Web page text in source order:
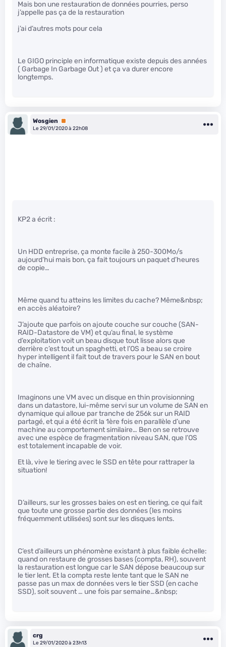
Mais bon une restauration de données pourries, perso
j’appelle pas ça de la restauration
j’ai d’autres mots pour cela
Le GIGO principle en informatique existe depuis des années
( Garbage In Garbage Out ) et ça va durer encore
longtemps.
Wosgien
Premium
Le 29/01/2020 à 22h08
KP2 a écrit :
Un HDD entreprise, ça monte facile à 250-300Mo/s
aujourd’hui mais bon, ça fait toujours un paquet d’heures
de copie…
Même quand tu atteins les limites du cache? Même&nbsp;
en accès aléatoire?
J’ajoute que parfois on ajoute couche sur couche (SAN-
RAID-Datastore de VM) et qu’au final, le système
d’exploitation voit un beau disque tout lisse alors que
derrière c’est tout un spaghetti, et l’OS a beau se croire
hyper intelligent il fait tout de travers pour le SAN en bout
de chaîne.
Imaginons une VM avec un disque en thin provisionning
dans un datastore, lui-même servi sur un volume de SAN en
dynamique qui alloue par tranche de 256k sur un RAID
partagé, et qui a été écrit la 1ère fois en parallèle d’une
machine au comportement similaire… Ben on se retrouve
avec une espèce de fragmentation niveau SAN, que l’OS
est totalement incapable de voir.
Et là, vive le tiering avec le SSD en tête pour rattraper la
situation!
D’ailleurs, sur les grosses baies on est en tiering, ce qui fait
que toute une grosse partie des données (les moins
fréquemment utilisées) sont sur les disques lents.
C’est d’ailleurs un phénomène existant à plus faible échelle:
quand on restaure de grosses bases (compta, RH), souvent
la restauration est longue car le SAN dépose beaucoup sur
le tier lent. Et la compta reste lente tant que le SAN ne
passe pas un max de données vers le tier SSD (en cache
SSD), soit souvent … une fois par semaine…&nbsp;
crg
Le 29/01/2020 à 23h13